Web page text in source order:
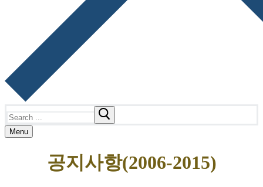
for:
Menu
공지사항(2006-2015)